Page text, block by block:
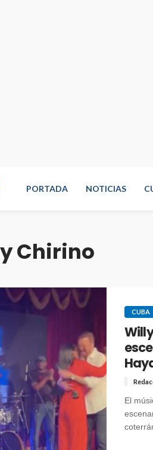
PORTADA NOTICIAS
Chirino
CUBA
El